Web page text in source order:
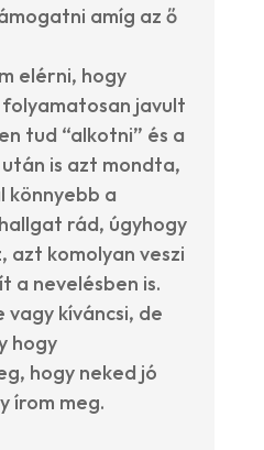
amíg az ő
elérni, hogy
javult
tud “alkotni” és a
is azt mondta,
könnyebb a
rád, úgyhogy
azt komolyan veszi
a nevelésben is.
vagy kíváncsi, de
hogy
hogy neked jó
írom meg.